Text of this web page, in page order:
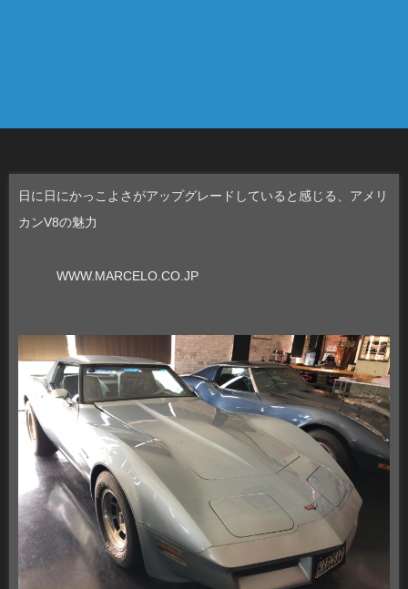
日に日にかっこよさがアップグレードしていると感じる、アメリ
カンV8の魅力
WWW.MARCELO.CO.JP